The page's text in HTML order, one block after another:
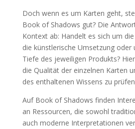
Doch wenn es um Karten geht,
Book of Shadows gut? Die
Kontext ab: Handelt es sich um
die künstlerische Umsetzung oder
Tiefe des jeweiligen Produkts?
die Qualität der einzelnen Karten
des enthaltenen Wissens zu
Auf Book of Shadows finden
an Ressourcen, die sowohl
auch moderne Interpretationen